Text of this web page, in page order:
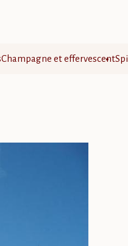
Champagne et effervescent